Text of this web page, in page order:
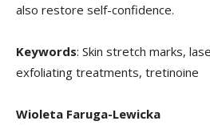
also restore self-confidence.
Keywords: Skin stretch marks,
exfoliating treatments, tretinoine
Wioleta Faruga-Lewicka